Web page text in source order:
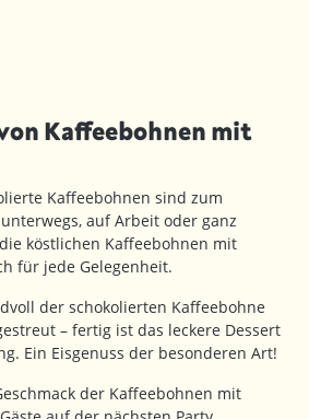
Kaffeebohnen mit
Kaffeebohnen sind zum
auf Arbeit oder ganz
köstlichen Kaffeebohnen mit
für jede Gelegenheit.
der schokolierten Kaffeebohne
– fertig ist das leckere Dessert
Ein Eisgenuss der besonderen Art!
der Kaffeebohnen mit